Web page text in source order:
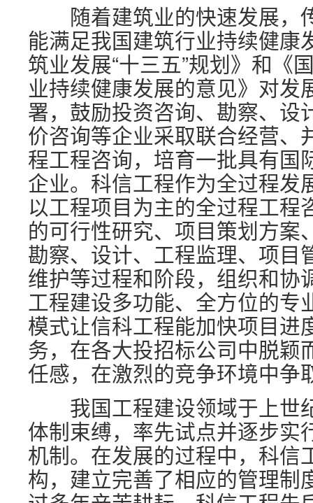
随着建筑业的快速发展，
能满足我国建筑行业持续健康
筑业发展“十三五”规划》和《
业持续健康发展的意见》对发
署，鼓励投资咨询、勘察、设
价咨询等企业采取联合经营、
程工程咨询，培育一批具有国
企业。科信工程作为全过程发
以工程项目为主的全过程工程
的可行性研究、项目策划方案
勘察、设计、工程监理、项目
维护等过程和阶段，组织和协
工程建设多功能、全方位的专
模式让信科工程能加快项目进
务，在各大投招标公司中脱颖
任感，在激烈的竞争环境中争
我国工程建设领域于上世
体制束缚，率先试点并逐步实
机制。在发展的过程中，科信
构，建立完善了相应的管理制